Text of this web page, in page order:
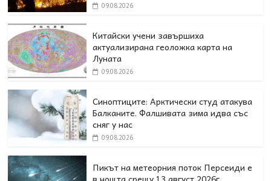
09.08.2026
Китайски учени завършиха
актуализирана геоложка карта на
Луната
09.08.2026
Синоптиците: Арктически студ атакува
Балканите. Фалшивата зима идва със
сняг у нас
09.08.2026
Пикът на метеорния поток Персеиди е